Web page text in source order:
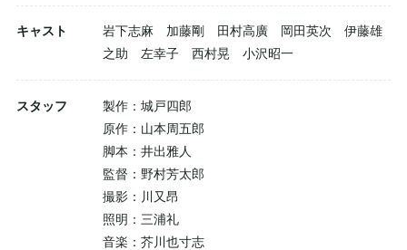
キャスト
岩下志麻 加藤剛 田村高廣 岡田英次 伊藤雄
之助 左幸子 西村晃 小沢昭一
スタッフ
製作：城戸四郎
原作：山本周五郎
脚本：井出雅人
監督：野村芳太郎
撮影：川又昂
照明：三浦礼
音楽：芥川也寸志